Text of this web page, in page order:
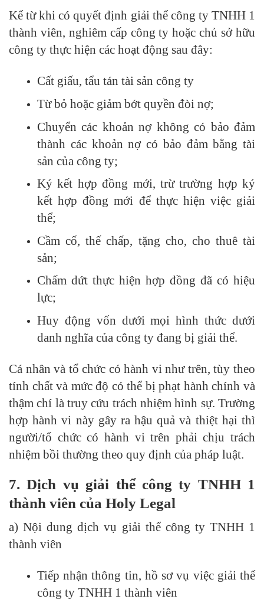
Kể từ khi có quyết định giải thể công ty TNHH 1
thành viên, nghiêm cấp công ty hoặc chủ sở hữu
công ty thực hiện các hoạt động sau đây:
Cất giấu, tẩu tán tài sản công ty
Từ bỏ hoặc giảm bớt quyền đòi nợ;
Chuyển các khoản nợ không có bảo đảm
thành các khoản nợ có bảo đảm bằng tài
sản của công ty;
Ký kết hợp đồng mới, trừ trường hợp ký
kết hợp đồng mới để thực hiện việc giải
thể;
Cầm cố, thế chấp, tặng cho, cho thuê tài
sản;
Chấm dứt thực hiện hợp đồng đã có hiệu
lực;
Huy động vốn dưới mọi hình thức dưới
danh nghĩa của công ty đang bị giải thể.
Cá nhân và tổ chức có hành vi như trên, tùy theo
tính chất và mức độ có thể bị phạt hành chính và
thậm chí là truy cứu trách nhiệm hình sự. Trường
hợp hành vi này gây ra hậu quả và thiệt hại thì
người/tổ chức có hành vi trên phải chịu trách
nhiệm bồi thường theo quy định của pháp luật.
7. Dịch vụ giải thể công ty TNHH 1
thành viên của Holy Legal
a) Nội dung dịch vụ giải thể công ty TNHH 1
thành viên
Tiếp nhận thông tin, hồ sơ vụ việc giải thể
công ty TNHH 1 thành viên